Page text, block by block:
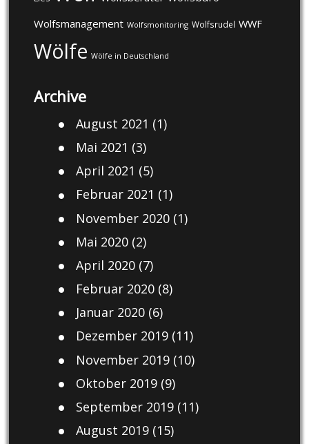
Wolfsmanagement Wolfsmonitoring Wolfsrudel WWF
Wölfe Wölfe in Deutschland
Archive
August 2021 (1)
Mai 2021 (3)
April 2021 (5)
Februar 2021 (1)
November 2020(1)
Mai 2020(2)
April 2020(7)
Februar 2020(8)
Januar 2020(6)
Dezember 2019(11)
November 2019(10)
Oktober 2019(9)
September 2019(11)
August 2019(15)